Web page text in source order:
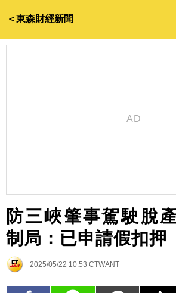
＜東森財經新聞
防三峽肇事駕駛脫
制局：已申請假扣押
2025/05/22 10:53 CTWANT